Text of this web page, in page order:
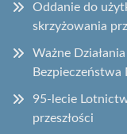
Oddanie do
skrzyżowania
Ważne
Bezpieczeństwa
95-lecie
przeszłości